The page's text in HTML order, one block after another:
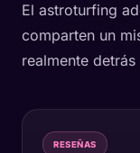
El astroturfing
comparten un
realmente
RESEÑAS